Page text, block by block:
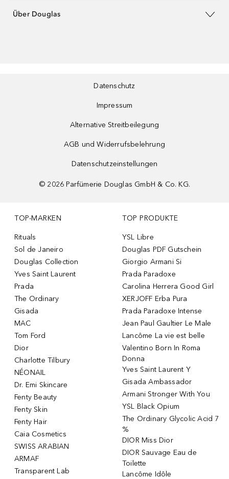
Über Douglas
Datenschutz
Impressum
Alternative Streitbeilegung
AGB und Widerrufsbelehrung
Datenschutzeinstellungen
© 2026 Parfümerie Douglas GmbH & Co. KG.
TOP-MARKEN
Rituals
Sol de Janeiro
Douglas Collection
Yves Saint Laurent
Prada
The Ordinary
Gisada
MAC
Tom Ford
Dior
Charlotte Tilbury
NÉONAIL
Dr. Emi Skincare
Fenty Beauty
Fenty Skin
Fenty Hair
Caia Cosmetics
SWISS ARABIAN
ARMAF
Transparent Lab
TOP PRODUKTE
YSL Libre
Douglas PDF Gutschein
Giorgio Armani Si
Prada Paradoxe
Carolina Herrera Good Girl
XERJOFF Erba Pura
Prada Paradoxe Intense
Jean Paul Gaultier Le Male
Lancôme La vie est belle
Valentino Born In Roma
Donna
Yves Saint Laurent Y
Gisada Ambassador
Armani Stronger With You
YSL Black Opium
The Ordinary Glycolic Acid 7
%
DIOR Miss Dior
DIOR Sauvage Eau de
Toilette
Lancôme Idôle